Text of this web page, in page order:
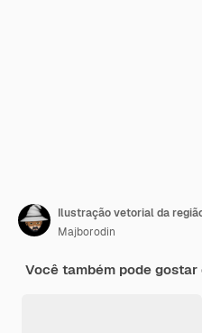
Majborodin
Você também pode